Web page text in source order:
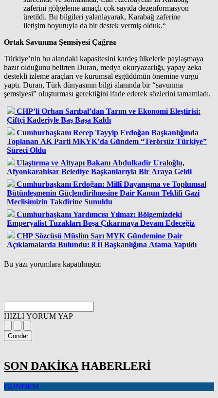
zaferini gölgeleme amaçlı çok sayıda dezenformasyon
üretildi. Bu bilgileri yalanlayarak, Karabağ zaferine
iletişim boyutuyla da bir destek vermiş olduk.“
Ortak Savunma Şemsiyesi Çağrısı
Türkiye’nin bu alandaki kapasitesini kardeş ülkelerle paylaşmaya
hazır olduğunu belirten Duran, medya okuryazarlığı, yapay zeka
destekli izleme araçları ve kurumsal eşgüdümün önemine vurgu
yaptı. Duran, Türk dünyasının bilgi alanında bir “savunma
şemsiyesi” oluşturması gerektiğini ifade ederek sözlerini tamamladı.
CHP’li Orhan Sarıbal’dan Tarım ve Ekonomi Eleştirisi:
Çiftçi Kaderiyle Baş Başa Kaldı
Cumhurbaşkanı Recep Tayyip Erdoğan Başkanlığında
Toplanan AK Parti MKYK’da Gündem “Terörsüz Türkiye”
Süreci Oldu
Ulaştırma ve Altyapı Bakanı Abdulkadir Uraloğlu,
Afyonkarahisar Belediye Başkanlarıyla Bir Araya Geldi
Cumhurbaşkanı Erdoğan: Millî Dayanışma ve Toplumsal
Bütünleşmenin Güçlendirilmesine Dair Kanun Teklifi Gazi
Meclisimizin Takdirine Sunuldu
Cumhurbaşkanı Yardımcısı Yılmaz: Bölgemizdeki
Emperyalist Tuzakları Boşa Çıkarmaya Devam Edeceğiz
CHP Sözcüsü Müslim Sarı MYK Gündemine Dair
Açıklamalarda Bulundu: 8 İl Başkanlığına Atama Yapıldı
Bu yazı yorumlara kapatılmıştır.
HIZLI YORUM YAP
Gönder
SON DAKİKA HABERLERİ
GÜNDEM